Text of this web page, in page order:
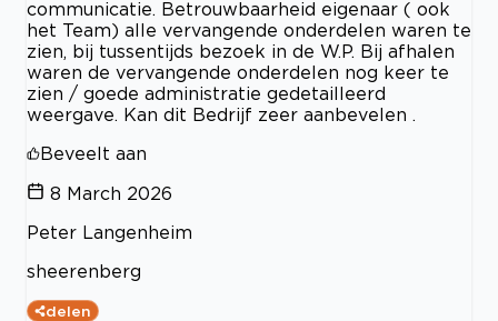
communicatie. Betrouwbaarheid eigenaar ( ook
het Team) alle vervangende onderdelen waren te
zien, bij tussentijds bezoek in de W.P. Bij afhalen
waren de vervangende onderdelen nog keer te
zien / goede administratie gedetailleerd
weergave. Kan dit Bedrijf zeer aanbevelen .
Beveelt aan
8 March 2026
Peter Langenheim
sheerenberg
delen